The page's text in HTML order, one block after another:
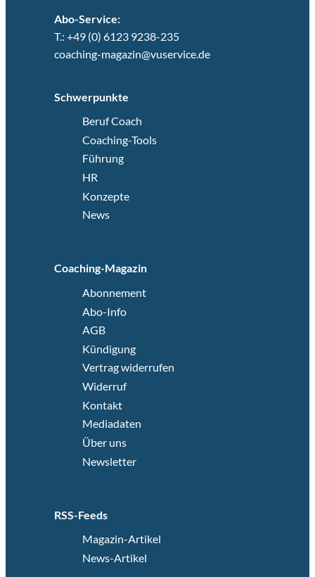
Abo-Service:
T.: +49 (0) 6123 9238-235
coaching-magazin@vuservice.de
Schwerpunkte
Beruf Coach
Coaching-Tools
Führung
HR
Konzepte
News
Coaching-Magazin
Abonnement
Abo-Info
AGB
Kündigung
Vertrag widerrufen
Widerruf
Kontakt
Mediadaten
Über uns
Newsletter
RSS-Feeds
Magazin-Artikel
News-Artikel